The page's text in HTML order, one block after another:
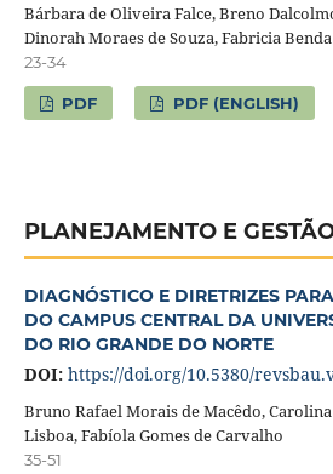
Bárbara de Oliveira Falce, Breno
Dinorah Moraes de Souza, Fabricia
23-34
PDF PDF (ENGLISH)
PLANEJAMENTO E
DIAGNÓSTICO E DIRETRIZES
DO CAMPUS CENTRAL DA
DO RIO GRANDE DO NORTE
DOI: https://doi.org/10.5380/
Bruno Rafael Morais de Macêdo,
Lisboa, Fabíola Gomes de Carvalho
35-51